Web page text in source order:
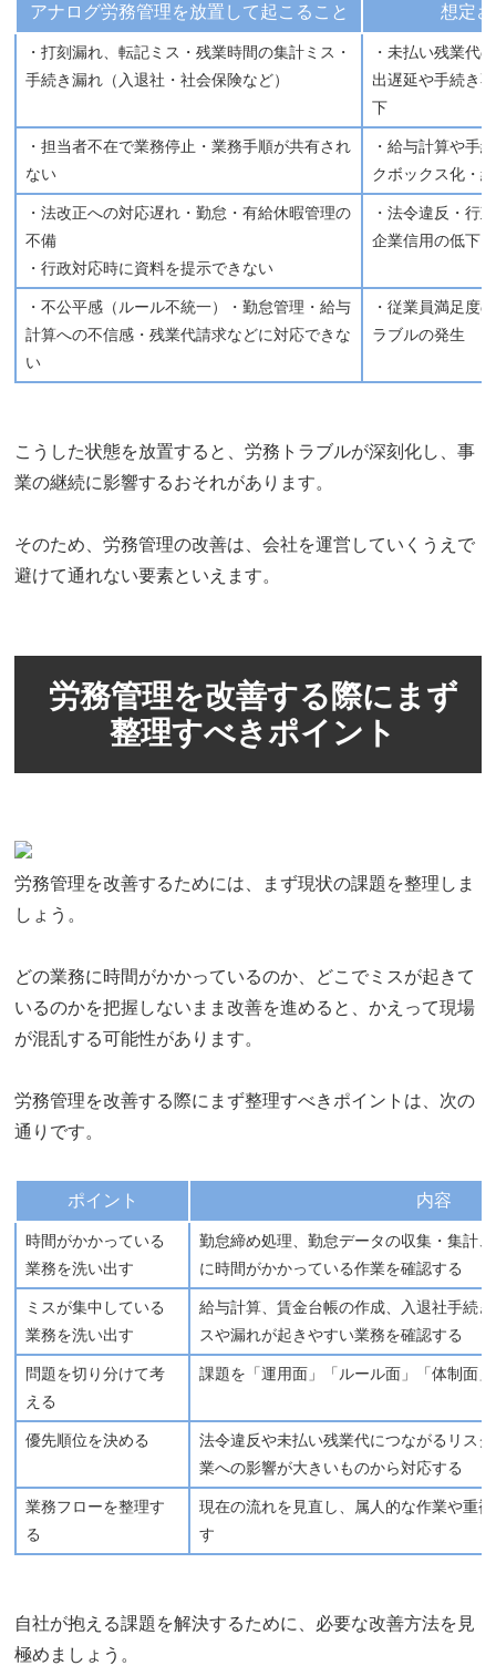
アナログ労務管理を放置して起こること 想定
・打刻漏れ、転記ミス・残業時間の集計ミス・
手続き漏れ（入退社・社会保険など）
・未払い残業代
出遅延や手続き
下
・担当者不在で業務停止・業務手順が共有され
ない
・給与計算や手
クボックス化・
・法改正への対応遅れ・勤怠・有給休暇管理の
不備
・行政対応時に資料を提示できない
・法令違反・行
企業信用の低下
・不公平感（ルール不統一）・勤怠管理・給与
計算への不信感・残業代請求などに対応できな
い
・従業員満足度
ラブルの発生
こうした状態を放置すると、労務トラブルが深刻化し、事
業の継続に影響するおそれがあります。
そのため、労務管理の改善は、会社を運営していくうえで
避けて通れない要素といえます。
労務管理を改善する際にまず
整理すべきポイント
労務管理を改善するためには、まず現状の課題を整理しま
しょう。
どの業務に時間がかかっているのか、どこでミスが起きて
いるのかを把握しないまま改善を進めると、かえって現場
が混乱する可能性があります。
労務管理を改善する際にまず整理すべきポイントは、次の
通りです。
ポイント 内容
時間がかかっている
業務を洗い出す
勤怠締め処理、勤怠データの収集・集計
に時間がかかっている作業を確認する
ミスが集中している
業務を洗い出す
給与計算、賃金台帳の作成、入退社手続
スや漏れが起きやすい業務を確認する
問題を切り分けて考
える
課題を「運用面」「ルール面」「体制面
優先順位を決める
法令違反や未払い残業代につながるリス
業への影響が大きいものから対応する
業務フローを整理す
る
現在の流れを見直し、属人的な作業や重
す
自社が抱える課題を解決するために、必要な改善方法を見
極めましょう。